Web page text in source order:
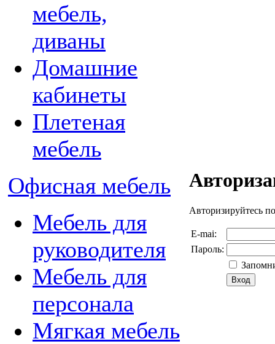
мебель,
диваны
Домашние
кабинеты
Плетеная
мебель
Офисная мебель
Мебель для
руководителя
Мебель для
персонала
Мягкая мебель
Авторизируйтесь
E-mai:
Пароль: